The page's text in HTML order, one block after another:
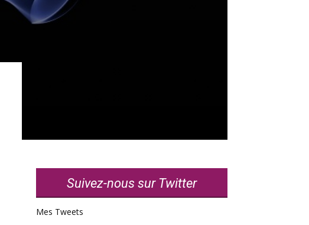
Suivez-nous sur Twitter
Mes Tweets